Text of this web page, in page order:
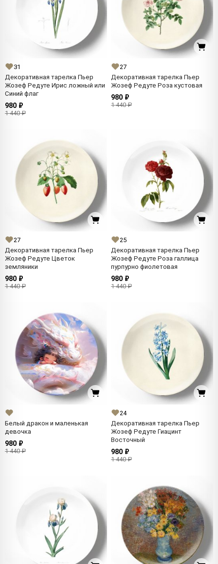
31
Декоративная тарелка Пьер
Жозеф Редуте Ирис ложный или
Синий флаг
980 ₽
1 440 ₽
27
Декоративная тарелка Пьер
Жозеф Редуте Роза кустовая
980 ₽
1 440 ₽
27
Декоративная тарелка Пьер
Жозеф Редуте Цветок
земляники
980 ₽
1 440 ₽
25
Декоративная тарелка Пьер
Жозеф Редуте Роза галлица
пурпурно фиолетовая
980 ₽
1 440 ₽
Белый дракон и маленькая
девочка
980 ₽
1 440 ₽
24
Декоративная тарелка Пьер
Жозеф Редуте Гиацинт
Восточный
980 ₽
1 440 ₽